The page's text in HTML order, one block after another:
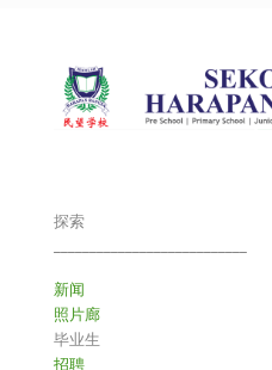
探索
新闻
照片廊
毕业生
招聘